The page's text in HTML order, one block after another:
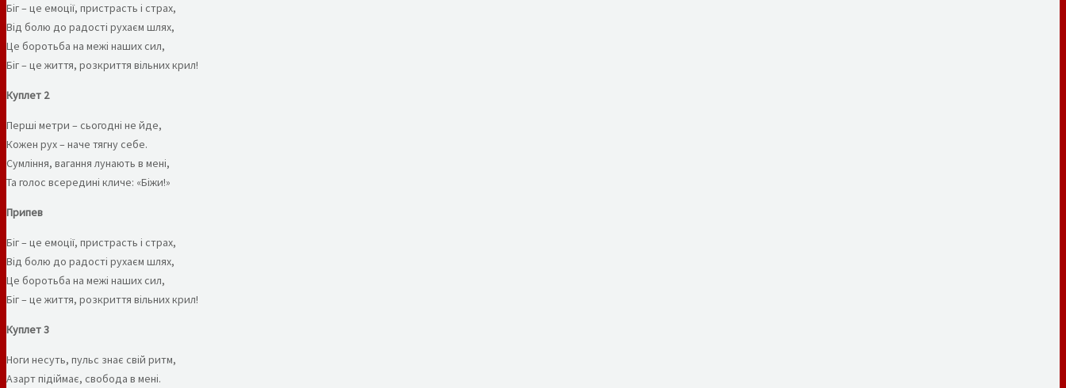
Біг – це емоції, пристрасть і страх,
Від болю до радості рухаєм шлях,
Це боротьба на межі наших сил,
Біг – це життя, розкриття вільних крил!
Куплет 2
Перші метри – сьогодні не йде,
Кожен рух – наче тягну себе.
Сумління, вагання лунають в мені,
Та голос всередині кличе: «Біжи!»
Припев
Біг – це емоції, пристрасть і страх,
Від болю до радості рухаєм шлях,
Це боротьба на межі наших сил,
Біг – це життя, розкриття вільних крил!
Куплет 3
Ноги несуть, пульс знає свій ритм,
Азарт підіймає, свобода в мені.